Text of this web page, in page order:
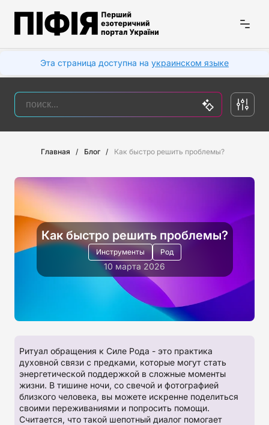
Эта страница доступна на украинском языке
Главная Блог Как быстро решить проблемы?
Как быстро решить проблемы?
Инструменты Род
10 марта 2026
Ритуал обращения к Силе Рода - это практика
духовной связи с предками, которые могут стать
энергетической поддержкой в сложные моменты
жизни. В тишине ночи, со свечой и фотографией
близкого человека, вы можете искренне поделиться
своими переживаниями и попросить помощи.
Считается, что такой шепотный диалог помогает